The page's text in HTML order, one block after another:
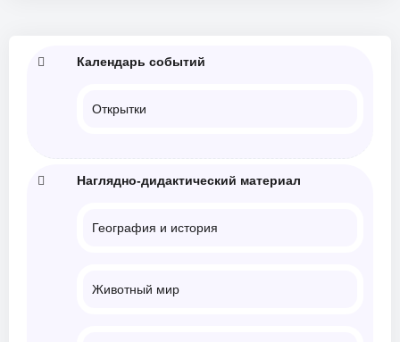
Календарь событий
Открытки
Наглядно-дидактический материал
География и история
Животный мир